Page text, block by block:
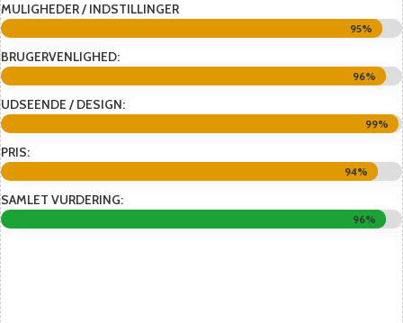
MULIGHEDER / INDSTILLINGER
95%
95%
BRUGERVENLIGHED:
96%
96%
UDSEENDE / DESIGN:
99%
99%
PRIS:
94%
94%
SAMLET VURDERING:
96%
96%